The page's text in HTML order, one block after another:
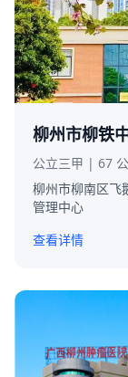
柳州市柳铁
公立三甲 | 67
柳州市柳南区飞
管理中心
查看详情